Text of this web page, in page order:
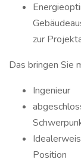
zur
Das bringen Sie
Ingenieur
Position